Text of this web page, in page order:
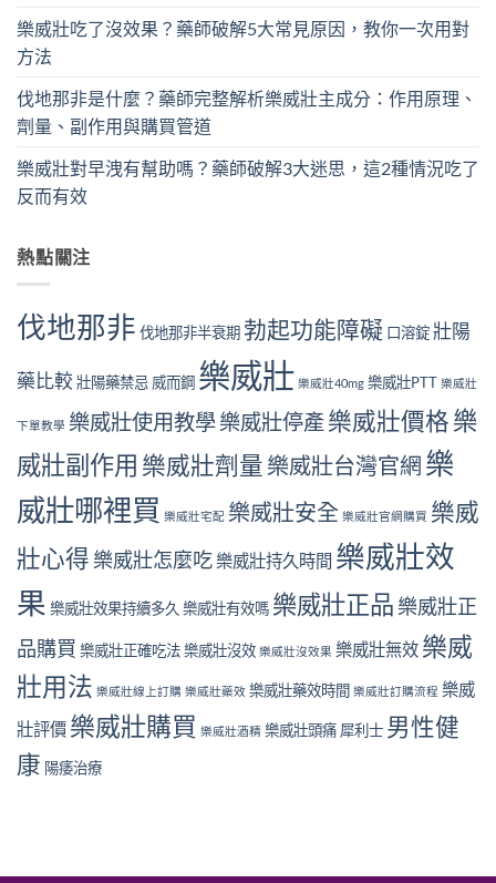
樂威壯吃了沒效果？藥師破解5大常見原因，教你一次用對
方法
伐地那非是什麼？藥師完整解析樂威壯主成分：作用原理、
劑量、副作用與購買管道
樂威壯對早洩有幫助嗎？藥師破解3大迷思，這2種情況吃了
反而有效
熱點關注
伐地那非 伐地那非半衰期 勃起功能障礙 口溶錠壯陽
藥比較壯陽藥禁忌 威而鋼 樂威壯 樂威壯40mg 樂威壯PTT 樂威壯
下單教學 樂威壯使用教學樂威壯停產樂威壯價格樂
威壯副作用 樂威壯劑量 樂威壯台灣官網 樂
威壯哪裡買 樂威壯宅配 樂威壯安全 樂威壯官網購買 樂威
壯心得 樂威壯怎麼吃樂威壯持久時間 樂威壯效
果 樂威壯效果持續多久 樂威壯有效嗎 樂威壯正品 樂威壯正
品購買 樂威壯正確吃法樂威壯沒效 樂威壯沒效果 樂威壯無效 樂威
壯用法 樂威壯線上訂購 樂威壯藥效 樂威壯藥效時間 樂威壯訂購流程 樂威
壯評價 樂威壯購買 樂威壯酒精 樂威壯頭痛 犀利士 男性健
康 陽痿治療